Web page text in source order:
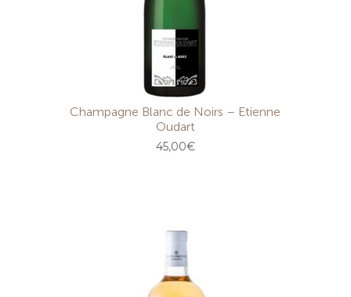
Champagne Blanc de Noirs – Etienne
Oudart
45,00€